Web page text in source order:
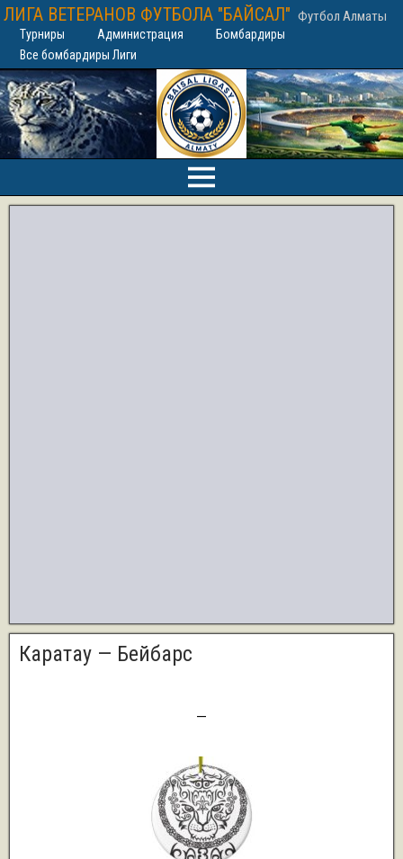
ЛИГА ВЕТЕРАНОВ ФУТБОЛА "БАЙСАЛ" Футбол Алматы
Турниры Администрация
Бомбардиры
Все бомбардиры Лиги
Каратау — Бейбарс
—